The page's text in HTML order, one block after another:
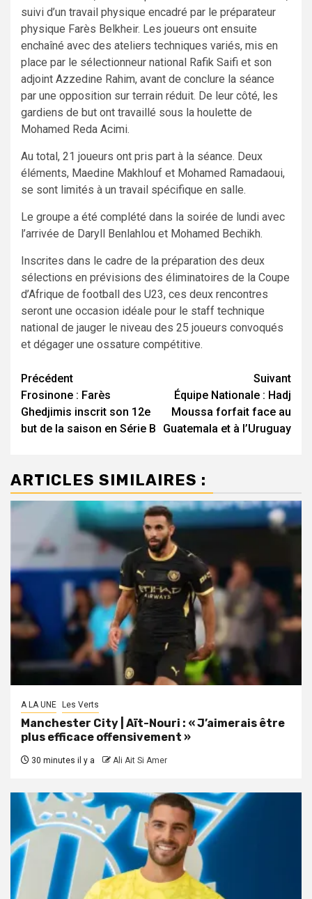
suivi d’un travail physique encadré par le préparateur
physique Farès Belkheir. Les joueurs ont ensuite
enchaîné avec des ateliers techniques variés, mis en
place par le sélectionneur national Rafik Saifi et son
adjoint Azzedine Rahim, avant de conclure la séance
par une opposition sur terrain réduit. De leur côté, les
gardiens de but ont travaillé sous la houlette de
Mohamed Reda Acimi.
Au total, 21 joueurs ont pris part à la séance. Deux
éléments, Maedine Makhlouf et Mohamed Ramadaoui,
se sont limités à un travail spécifique en salle.
Le groupe a été complété dans la soirée de lundi avec
l’arrivée de Daryll Benlahlou et Mohamed Bechikh.
Inscrites dans le cadre de la préparation des deux
sélections en prévisions des éliminatoires de la Coupe
d’Afrique de football des U23, ces deux rencontres
seront une occasion idéale pour le staff technique
national de jauger le niveau des 25 joueurs convoqués
et dégager une ossature compétitive.
Navigation
d’article
Précédent
Frosinone : Farès
Ghedjimis inscrit son 12e
but de la saison en Série B
Suivant
Équipe Nationale : Hadj
Moussa forfait face au
Guatemala et à l’Uruguay
ARTICLES SIMILAIRES :
A LA UNE Les Verts
Manchester City | Aït-Nouri : « J’aimerais être
plus efficace offensivement »
30 minutes il y a Ali Ait Si Amer